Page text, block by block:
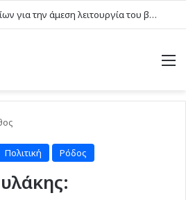
Την άρση των εμποδίων για την άμεση λειτουργία του βρεφονηπιακού σταθμού στην Κάσο, ζητά ο Μάνος Κόνσολας
Πολιτική Ρόδος